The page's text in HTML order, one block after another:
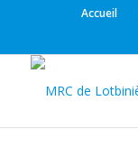
Accueil